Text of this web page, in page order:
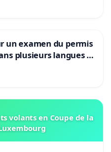
un examen du permis
plusieurs langues à
volants en Coupe de la